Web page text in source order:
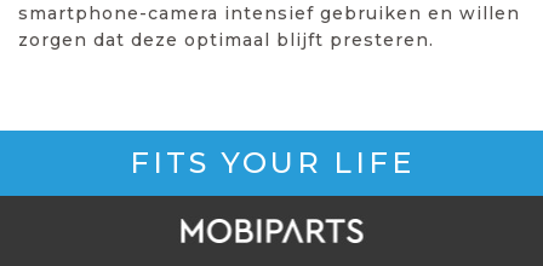
smartphone-camera intensief gebruiken en willen
zorgen dat deze optimaal blijft presteren.
FITS YOUR LIFE